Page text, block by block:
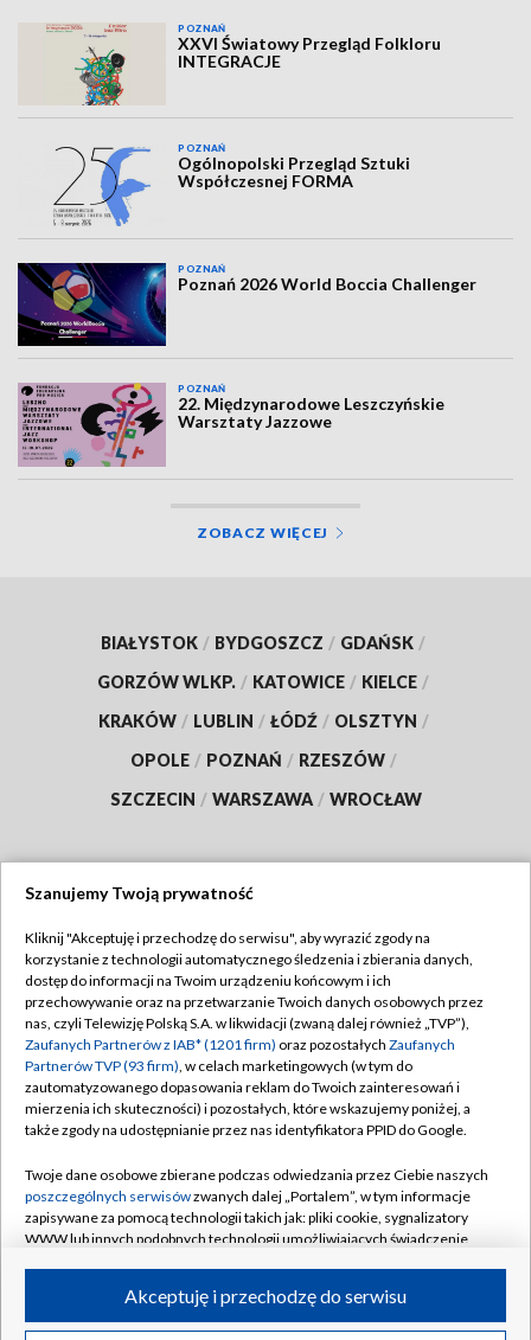
POZNAŃ
XXVI Światowy Przegląd Folkloru
INTEGRACJE
POZNAŃ
Ogólnopolski Przegląd Sztuki
Współczesnej FORMA
POZNAŃ
Poznań 2026 World Boccia Challenger
POZNAŃ
22. Międzynarodowe Leszczyńskie
Warsztaty Jazzowe
ZOBACZ WIĘCEJ
BIAŁYSTOK / BYDGOSZCZ / GDAŃSK /
GORZÓW WLKP. / KATOWICE / KIELCE /
KRAKÓW / LUBLIN / ŁÓDŹ / OLSZTYN /
OPOLE / POZNAŃ / RZESZÓW /
SZCZECIN / WARSZAWA / WROCŁAW
TVP
Abonament TVP
Emisja w TVP
Centrum informacji TVP
Naziemna Telewizja Cyfrowa
Rada Programowa
System NOS
Informacje o nadawcy
Program dla prasy
Regulamin TVP
Polityka prywatności
Moje zgody
Pomoc
Kontakt
Kanały
©2026 Telewizja Polska S.A. w likwidacji
Szanujemy Twoją prywatność
Kliknij "Akceptuję i przechodzę do serwisu", aby wyrazić zgody na
korzystanie z technologii automatycznego śledzenia i zbierania danych,
dostęp do informacji na Twoim urządzeniu końcowym i ich
przechowywanie oraz na przetwarzanie Twoich danych osobowych przez
nas, czyli Telewizję Polską S.A. w likwidacji (zwaną dalej również „TVP”),
Zaufanych Partnerów z IAB* (1201 firm) oraz pozostałych Zaufanych
Partnerów TVP (93 firm), w celach marketingowych (w tym do
zautomatyzowanego dopasowania reklam do Twoich zainteresowań i
mierzenia ich skuteczności) i pozostałych, które wskazujemy poniżej, a
także zgody na udostępnianie przez nas identyfikatora PPID do Google.
Twoje dane osobowe zbierane podczas odwiedzania przez Ciebie naszych
poszczególnych serwisówzwanych dalej „Portalem”, w tym informacje
zapisywane za pomocą technologii takich jak: pliki cookie, sygnalizatory
WWW lub innych podobnych technologii umożliwiających świadczenie
ruchu w Internecie.Akceptuję i przechodzę do serwisu